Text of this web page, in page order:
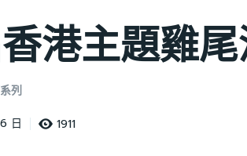
港主題雞
列
日 1911